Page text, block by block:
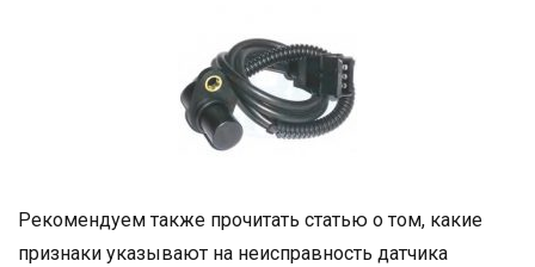
Рекомендуем также прочитать статью о том, какие
признаки указывают на неисправность датчика